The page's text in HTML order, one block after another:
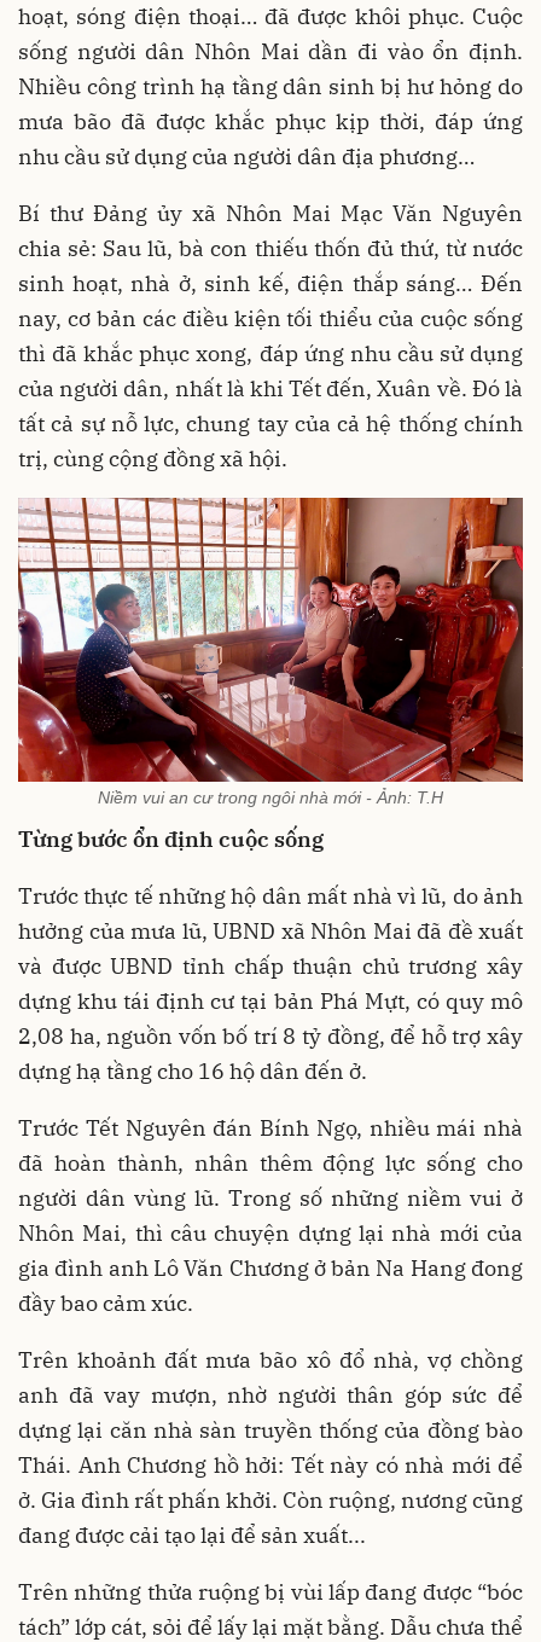
hoạt, sóng điện thoại… đã được khôi phục. Cuộc
sống người dân Nhôn Mai dần đi vào ổn định.
Nhiều công trình hạ tầng dân sinh bị hư hỏng do
mưa bão đã được khắc phục kịp thời, đáp ứng
nhu cầu sử dụng của người dân địa phương…
Bí thư Đảng ủy xã Nhôn Mai Mạc Văn Nguyên
chia sẻ: Sau lũ, bà con thiếu thốn đủ thứ, từ nước
sinh hoạt, nhà ở, sinh kế, điện thắp sáng… Đến
nay, cơ bản các điều kiện tối thiểu của cuộc sống
thì đã khắc phục xong, đáp ứng nhu cầu sử dụng
của người dân, nhất là khi Tết đến, Xuân về. Đó là
tất cả sự nỗ lực, chung tay của cả hệ thống chính
trị, cùng cộng đồng xã hội.
Niềm vui an cư trong ngôi nhà mới - Ảnh: T.H
Từng bước ổn định cuộc sống
Trước thực tế những hộ dân mất nhà vì lũ, do ảnh
hưởng của mưa lũ, UBND xã Nhôn Mai đã đề xuất
và được UBND tỉnh chấp thuận chủ trương xây
dựng khu tái định cư tại bản Phá Mựt, có quy mô
2,08 ha, nguồn vốn bố trí 8 tỷ đồng, để hỗ trợ xây
dựng hạ tầng cho 16 hộ dân đến ở.
Trước Tết Nguyên đán Bính Ngọ, nhiều mái nhà
đã hoàn thành, nhân thêm động lực sống cho
người dân vùng lũ. Trong số những niềm vui ở
Nhôn Mai, thì câu chuyện dựng lại nhà mới của
gia đình anh Lô Văn Chương ở bản Na Hang đong
đầy bao cảm xúc.
Trên khoảnh đất mưa bão xô đổ nhà, vợ chồng
anh đã vay mượn, nhờ người thân góp sức để
dựng lại căn nhà sàn truyền thống của đồng bào
Thái. Anh Chương hồ hởi: Tết này có nhà mới để
ở. Gia đình rất phấn khởi. Còn ruộng, nương cũng
đang được cải tạo lại để sản xuất...
Trên những thửa ruộng bị vùi lấp đang được “bóc
tách” lớp cát, sỏi để lấy lại mặt bằng. Dẫu chưa thể